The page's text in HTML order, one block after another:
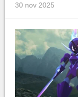
30 nov 2025